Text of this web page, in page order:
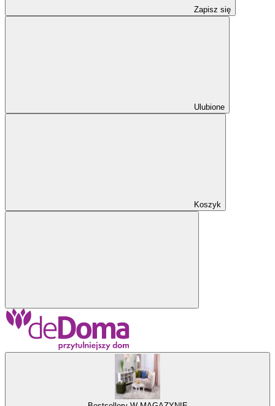
Zapisz się
Ulubione
Koszyk